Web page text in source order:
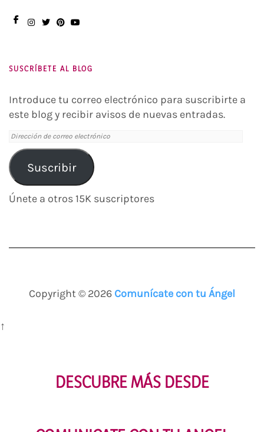
SUSCRÍBETE AL BLOG
Introduce tu correo electrónico para suscribirte a
este blog y recibir avisos de nuevas entradas.
Dirección
de
correo
electrónico
Suscribir
Únete a otros 15K suscriptores
Copyright © 2026 Comunícate con tu Ángel
↑
DESCUBRE MÁS DESDE